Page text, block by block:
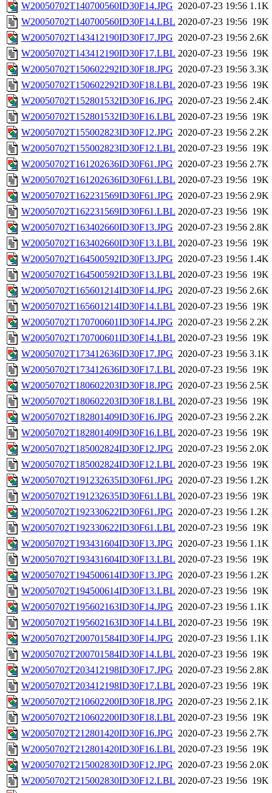
W20050702T140700560ID30F14.JPG 2020-07-23 19:56 1.1K
W20050702T140700560ID30F14.LBL 2020-07-23 19:56 19K
W20050702T143412190ID30F17.JPG 2020-07-23 19:56 2.6K
W20050702T143412190ID30F17.LBL 2020-07-23 19:56 19K
W20050702T150602292ID30F18.JPG 2020-07-23 19:56 3.3K
W20050702T150602292ID30F18.LBL 2020-07-23 19:56 19K
W20050702T152801532ID30F16.JPG 2020-07-23 19:56 2.4K
W20050702T152801532ID30F16.LBL 2020-07-23 19:56 19K
W20050702T155002823ID30F12.JPG 2020-07-23 19:56 2.2K
W20050702T155002823ID30F12.LBL 2020-07-23 19:56 19K
W20050702T161202636ID30F61.JPG 2020-07-23 19:56 2.7K
W20050702T161202636ID30F61.LBL 2020-07-23 19:56 19K
W20050702T162231569ID30F61.JPG 2020-07-23 19:56 2.9K
W20050702T162231569ID30F61.LBL 2020-07-23 19:56 19K
W20050702T163402660ID30F13.JPG 2020-07-23 19:56 2.8K
W20050702T163402660ID30F13.LBL 2020-07-23 19:56 19K
W20050702T164500592ID30F13.JPG 2020-07-23 19:56 1.4K
W20050702T164500592ID30F13.LBL 2020-07-23 19:56 19K
W20050702T165601214ID30F14.JPG 2020-07-23 19:56 2.6K
W20050702T165601214ID30F14.LBL 2020-07-23 19:56 19K
W20050702T170700601ID30F14.JPG 2020-07-23 19:56 2.2K
W20050702T170700601ID30F14.LBL 2020-07-23 19:56 19K
W20050702T173412636ID30F17.JPG 2020-07-23 19:56 3.1K
W20050702T173412636ID30F17.LBL 2020-07-23 19:56 19K
W20050702T180602203ID30F18.JPG 2020-07-23 19:56 2.5K
W20050702T180602203ID30F18.LBL 2020-07-23 19:56 19K
W20050702T182801409ID30F16.JPG 2020-07-23 19:56 2.2K
W20050702T182801409ID30F16.LBL 2020-07-23 19:56 19K
W20050702T185002824ID30F12.JPG 2020-07-23 19:56 2.0K
W20050702T185002824ID30F12.LBL 2020-07-23 19:56 19K
W20050702T191232635ID30F61.JPG 2020-07-23 19:56 1.2K
W20050702T191232635ID30F61.LBL 2020-07-23 19:56 19K
W20050702T192330622ID30F61.JPG 2020-07-23 19:56 1.2K
W20050702T192330622ID30F61.LBL 2020-07-23 19:56 19K
W20050702T193431604ID30F13.JPG 2020-07-23 19:56 1.1K
W20050702T193431604ID30F13.LBL 2020-07-23 19:56 19K
W20050702T194500614ID30F13.JPG 2020-07-23 19:56 1.2K
W20050702T194500614ID30F13.LBL 2020-07-23 19:56 19K
W20050702T195602163ID30F14.JPG 2020-07-23 19:56 1.1K
W20050702T195602163ID30F14.LBL 2020-07-23 19:56 19K
W20050702T200701584ID30F14.JPG 2020-07-23 19:56 1.1K
W20050702T200701584ID30F14.LBL 2020-07-23 19:56 19K
W20050702T203412198ID30F17.JPG 2020-07-23 19:56 2.8K
W20050702T203412198ID30F17.LBL 2020-07-23 19:56 19K
W20050702T210602200ID30F18.JPG 2020-07-23 19:56 2.1K
W20050702T210602200ID30F18.LBL 2020-07-23 19:56 19K
W20050702T212801420ID30F16.JPG 2020-07-23 19:56 2.7K
W20050702T212801420ID30F16.LBL 2020-07-23 19:56 19K
W20050702T215002830ID30F12.JPG 2020-07-23 19:56 2.0K
W20050702T215002830ID30F12.LBL 2020-07-23 19:56 19K